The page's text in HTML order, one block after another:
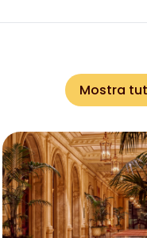
Mostra